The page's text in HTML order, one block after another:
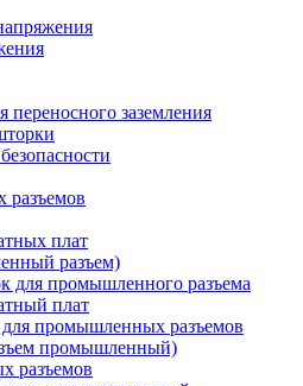
заземления
плат
разъем)
для промышленного разъема
плат
промышленных разъемов
промышленный)
разъемов